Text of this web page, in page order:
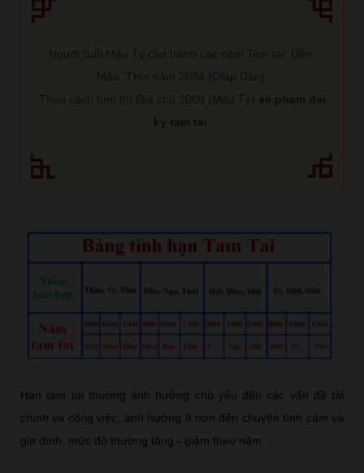
Người tuổi Mậu Tý cần tránh các năm Tam tai: Dần,
Mão, Thìn năm 2034 (Giáp Dần).
Theo cách tính thì Gia chủ 2008 (Mậu Tý) sẽ phạm đại
kỵ tam tai
Hạn tam tai thường ảnh hưởng chủ yếu đến các vấn đề tài
chính và công việc, ảnh hưởng ít hơn đến chuyện tình cảm và
gia đình, mức độ thường tăng - giảm theo năm: